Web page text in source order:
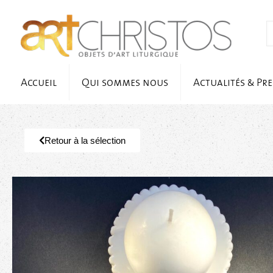
Accueil Qui sommes nous Actualités &
Retour à la sélection